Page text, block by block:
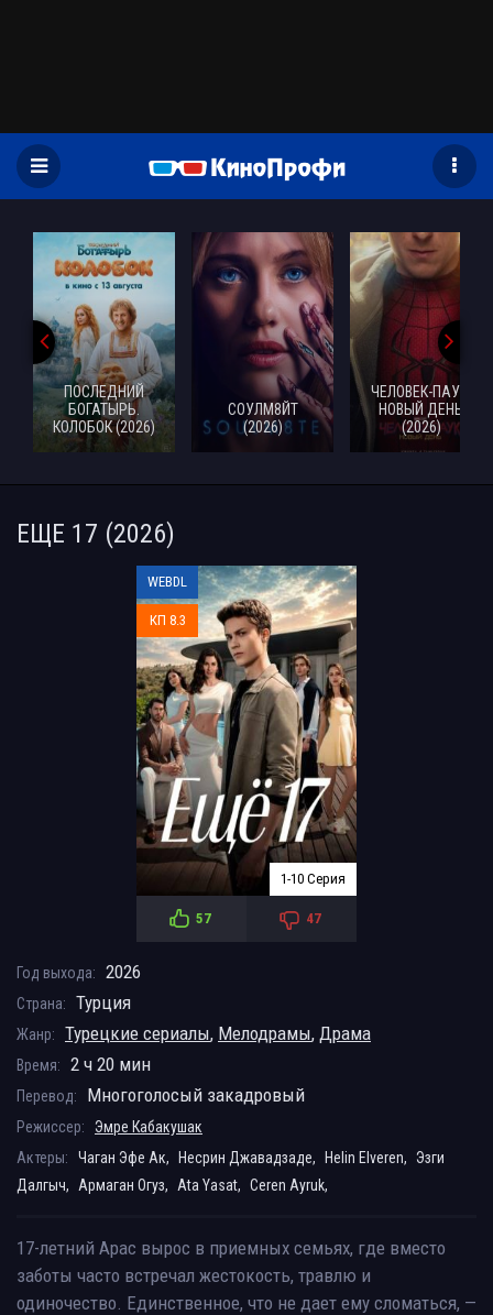
ПОСЛЕДНИЙ
БОГАТЫРЬ.
КОЛОБОК (2026)
СОУЛМ8ЙТ
(2026)
ЧЕЛОВЕК-ПАУК:
НОВЫЙ ДЕНЬ
(2026)
ЕЩЕ 17 (2026)
WEBDL
КП 8.3
1-10 Серия
57 47
Год выхода: 2026
Страна: Турция
Жанр: Турецкие сериалы, Мелодрамы, Драма
Время: 2 ч 20 мин
Перевод: Многоголосый закадровый
Режиссер:
Эмре Кабакушак
Актеры:
Чаган Эфе Ак, Несрин Джавадзаде, Helin Elveren, Эзги
Далгыч,
Армаган Огуз, Ata Yasat, Ceren Ayruk,
17-летний Арас вырос в приемных семьях, где вместо
заботы часто встречал жестокость, травлю и
одиночество. Единственное, что не дает ему сломаться, —